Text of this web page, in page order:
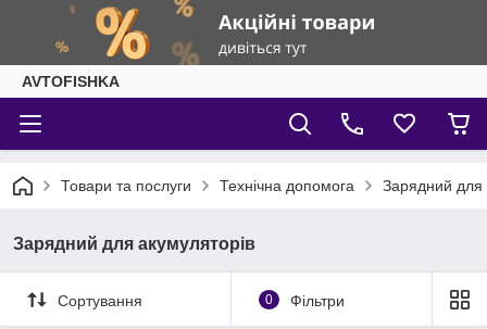
AVTOFISHKA
Товари та послуги Технічна допомога Зарядний для
Зарядний для акумуляторів
Сортування 0 Фільтри